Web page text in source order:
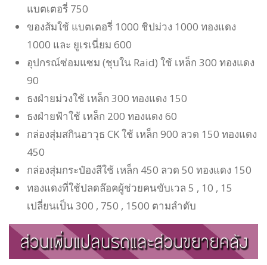
แบตเตอรี่ 750
ของส้มใช้ แบตเตอรี่ 1000 ชิปม่วง 1000 ทองแดง
1000 และ ยูเรเนี่ยม 600
อุปกรณ์ซ่อมแซม (ชุบใน Raid) ใช้ เหล็ก 300 ทองแดง
90
ธงฝ่ายม่วงใช้ เหล็ก 300 ทองแดง 150
ธงฝ่ายฟ้าใช้ เหล็ก 200 ทองแดง 60
กล่องสุ่มสกินอาวุธ CK ใช้ เหล็ก 900 ลวด 150 ทองแดง
450
กล่องสุ่มกระป๋องสีใช้ เหล็ก 450 ลวด 50 ทองแดง 150
ทองแดงที่ใช้ปลดล๊อคผู้ช่วยคนขับเวล 5 , 10 , 15
เปลี่ยนเป็น 300 , 750 , 1500 ตามลำดับ